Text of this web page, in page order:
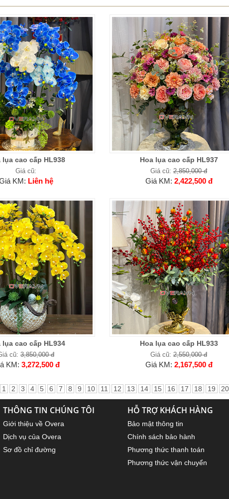
lụa cao cấp HL938
Giá cũ:
KM: Liên hệ
Hoa lụa cao cấp HL937
Giá cũ: 2,850,000 đ
Giá KM: 2,422,500 đ
lụa cao cấp HL934
cũ: 3,850,000 đ
KM: 3,272,500 đ
Hoa lụa cao cấp HL933
Giá cũ: 2,550,000 đ
Giá KM: 2,167,500 đ
1 2 3 4 5 6 7 8 9 10 11 12 13 14 15 16 17 18 19 20
THÔNG TIN CHÚNG TÔI
Giới thiệu về Overa
Dịch vụ của Overa
Sơ đồ chỉ đường
HỖ TRỢ KHÁCH HÀNG
Bảo mật thông tin
Chính sách bảo hành
Phương thức thanh toán
Phương thức vận chuyển